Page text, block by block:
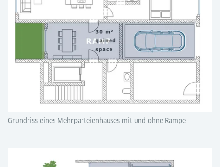
Grundriss eines Mehrparteienhauses mit und ohne Rampe.